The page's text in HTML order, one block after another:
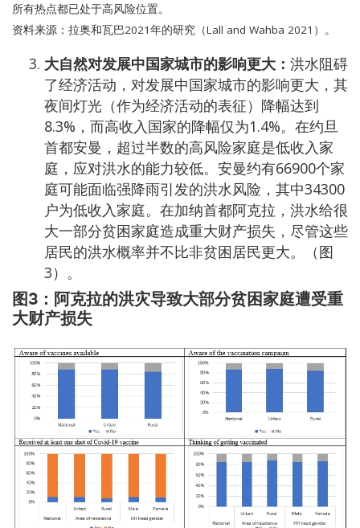
所有热点都已处于高风险位置。
资料来源：拉奥和瓦巴2021年的研究（Lall and Wahba 2021）。
大自然对发展中国家城市的影响更大： 洪水阻碍
了经济活动，对发展中国家城市的影响更大，其
夜间灯光（作为经济活动的表征）降幅达到
8.3%，而高收入国家的降幅仅为1.4%。在约旦
首都安曼，超过半数的高风险家庭是低收入家
庭，应对洪水的能力较低。安曼约有66900个家
庭可能面临强降雨引发的洪水风险，其中34300
户为低收入家庭。在加纳首都阿克拉，洪水给很
大一部分贫困家庭造成重大财产损失，尽管这些
居民的洪水概率并不比非贫困居民更大。（图
3）。
图3：阿克拉的洪灾导致大部分贫困家庭遭受重
大财产损失
Image